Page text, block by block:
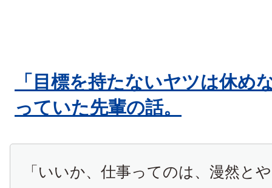
「目標を持たないヤツは休め
っていた先輩の話。
「いいか、仕事ってのは、漫然と